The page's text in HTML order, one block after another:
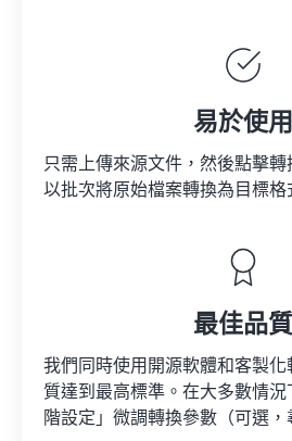
易於使用
只需上傳來源文件，然後點擊
以批次將原始檔案轉換為目標格
最佳品質
我們同時使用開源軟體和客製
質達到最高標準。在大多數情
階設定」微調轉換參數（可選，